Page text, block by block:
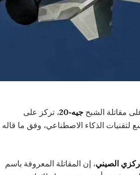
مقاتلة الشبح جيه‑20
، تركز على
لتقنيات الذكاء الاصطناعي، وفق ما قاله
الصيني، إن المقاتلة المعروفة باسم